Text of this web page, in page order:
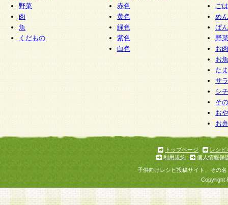
5.当社がお聞きする個人情報は、すべて会員登録
で提 供いただいたものと考えております。従っ
自らの個人情報の提供を希望されない場合には、
をお預かりいたしません が、提供されないこと
商品やサービス等をご利用いただけない場合があ
了承ください。
6.当社は、お客様から当社が保有している個人情
加・ 利用停止等を求められた場合には、ご本人
て確認できた場合に限り、法令に準拠して合理的
いただきます。なお、開示 請求等の請求先は個
ります。
1.会員とは、本規約等を承諾のうえ、当社所定の
了し、当社が承認した者、グループとします。な
が以下に該当する場合は会員登録をすることがで
野菜
肉
魚
くだもの
赤色
黄色
緑色
紫色
白色
ご
めん
ぱん
野
お
お
た
サ
シ
そ
お
お
トップページ
レシピ
利用規約
個人情報保
子供向けレシピ投稿サイト、その
Copyright